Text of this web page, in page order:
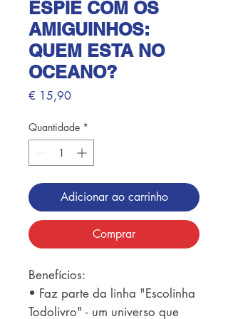
ESPIE COM OS
AMIGUINHOS:
QUEM ESTA NO
OCEANO?
€ 15,90Preço
Quantidade *
Adicionar ao carrinho
Comprar
Benefícios:
• Faz parte da linha "Escolinha
Todolivro" - um universo que